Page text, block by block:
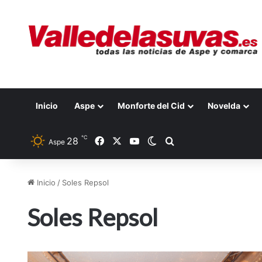
Inicio Aspe Monforte del Cid Novelda
Aspe 28 ℃ FacebookYouTubeSwitch skin
Inicio / Soles Repsol
Soles Repsol